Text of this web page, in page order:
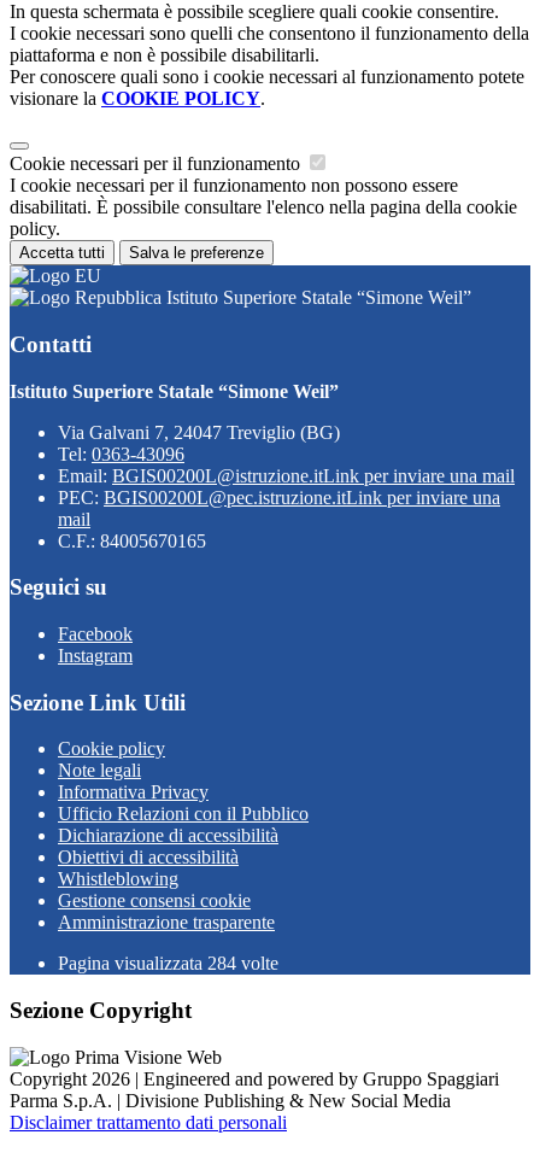
In questa schermata è possibile scegliere quali cookie consentire.
I cookie necessari sono quelli che consentono il funzionamento della
piattaforma e non è possibile disabilitarli.
Per conoscere quali sono i cookie necessari al funzionamento potete
visionare la COOKIE POLICY.
Cookie necessari per il funzionamento
I cookie necessari per il funzionamento non possono essere
disabilitati. È possibile consultare l'elenco nella pagina della cookie
policy.
Accetta tutti Salva le preferenze
Istituto Superiore Statale “Simone Weil”
Contatti
Istituto Superiore Statale “Simone Weil”
Via Galvani 7, 24047 Treviglio (BG)
Tel: 0363-43096
Email: BGIS00200L@istruzione.itLink per inviare una mail
PEC: BGIS00200L@pec.istruzione.itLink per inviare una
mail
C.F.: 84005670165
Seguici su
Facebook
Instagram
Sezione Link Utili
Cookie policy
Note legali
Informativa Privacy
Ufficio Relazioni con il Pubblico
Dichiarazione di accessibilità
Obiettivi di accessibilità
Whistleblowing
Gestione consensi cookie
Amministrazione trasparente
Pagina visualizzata 284 volte
Sezione Copyright
Copyright 2026 | Engineered and powered by Gruppo Spaggiari
Parma S.p.A. | Divisione Publishing & New Social Media
Disclaimer trattamento dati personali